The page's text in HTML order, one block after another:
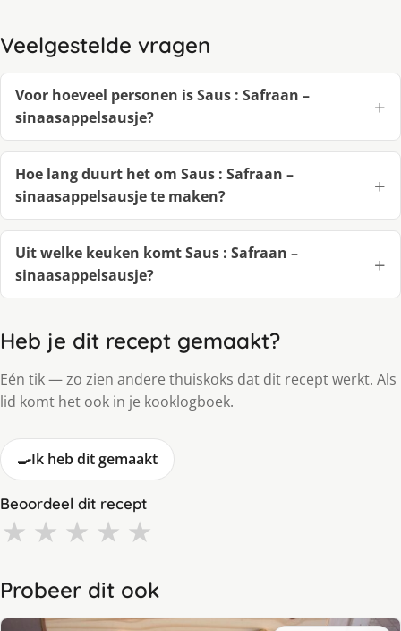
Veelgestelde vragen
Voor hoeveel personen is Saus : Safraan –
sinaasappelsausje?
Hoe lang duurt het om Saus : Safraan –
sinaasappelsausje te maken?
Uit welke keuken komt Saus : Safraan –
sinaasappelsausje?
Heb je dit recept gemaakt?
Eén tik — zo zien andere thuiskoks dat dit recept werkt. Als
lid komt het ook in je kooklogboek.
🍳Ik heb dit gemaakt
Beoordeel dit recept
★ ★ ★ ★ ★
Probeer dit ook